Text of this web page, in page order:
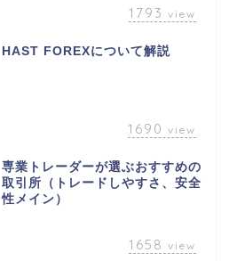
1793 view
HAST FOREXについて解説
1690 view
専業トレーダーが選ぶおすすめの
取引所（トレードしやすさ、安全
性メイン）
1658 view